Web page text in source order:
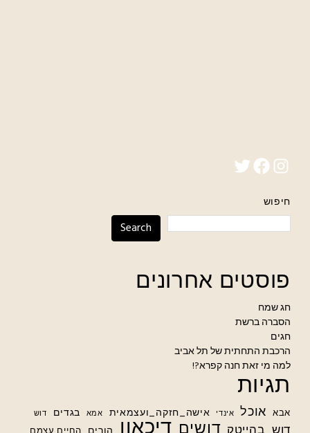
Instagram
Facebook
Twitter
חיפוש
Search
פוסטים אחרונים
חג שמח
הסברה ברשת
חגים
הרכבת התחתית של תל אביב
למה מי זאת חנה קפרא?!
תגיות
אבא אוכל אינדי אישה_חזקה_ועצמאית אמא בגדים דוש